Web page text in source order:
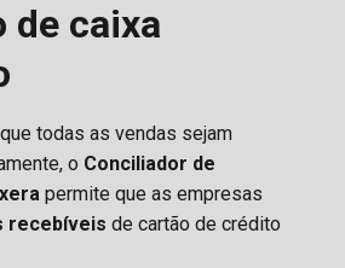
de caixa
todas as vendas sejam
o Conciliador de
permite que as empresas
recebíveis de cartão de crédito